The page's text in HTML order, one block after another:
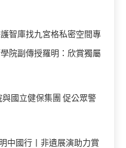
智庫找九宮格私密空間專
院副傳授羅明：欣賞獨屬
國立健保集團 促公眾警
中國行丨非遺展演助力賞